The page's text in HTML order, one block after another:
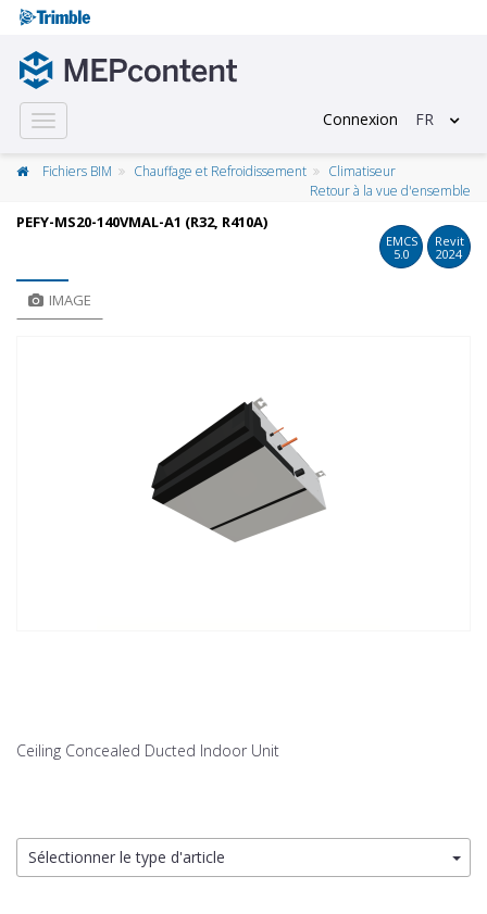
Toggle
navigation
Connexion FR
Fichiers BIM Chauffage et Refroidissement
Climatiseur
Retour à la vue d'ensemble
PEFY-MS20-140VMAL-A1 (R32, R410A)
EMCS
5.0
Revit
2024
IMAGE
Ceiling Concealed Ducted Indoor Unit
Sélectionner le type d'article